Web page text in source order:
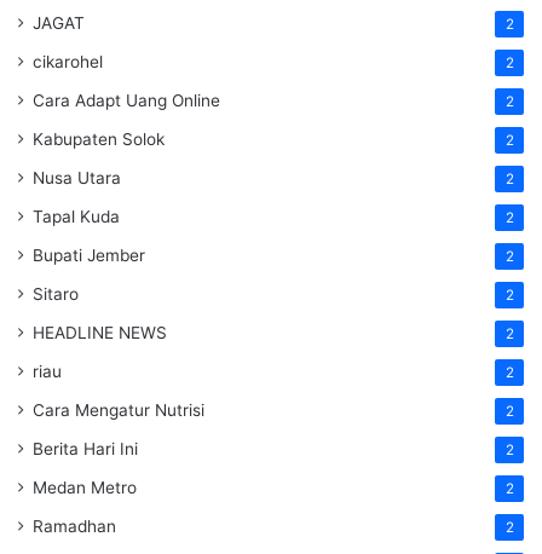
JAGAT 2
cikarohel 2
Cara Adapt Uang Online 2
Kabupaten Solok 2
Nusa Utara 2
Tapal Kuda 2
Bupati Jember 2
Sitaro 2
HEADLINE NEWS 2
riau 2
Cara Mengatur Nutrisi 2
Berita Hari Ini 2
Medan Metro 2
Ramadhan 2